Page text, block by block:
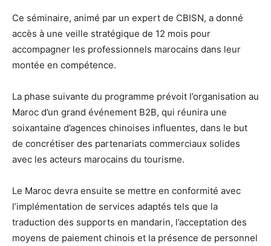
Ce séminaire, animé par un expert de CBISN, a donné
accès à une veille stratégique de 12 mois pour
accompagner les professionnels marocains dans leur
montée en compétence.
La phase suivante du programme prévoit l’organisation au
Maroc d’un grand événement B2B, qui réunira une
soixantaine d’agences chinoises influentes, dans le but
de concrétiser des partenariats commerciaux solides
avec les acteurs marocains du tourisme.
Le Maroc devra ensuite se mettre en conformité avec
l’implémentation de services adaptés tels que la
traduction des supports en mandarin, l’acceptation des
moyens de paiement chinois et la présence de personnel